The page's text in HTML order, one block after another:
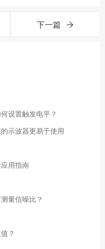
下一篇
设置触发电平？
示波器更易于使用
用指南
量信噪比？
？